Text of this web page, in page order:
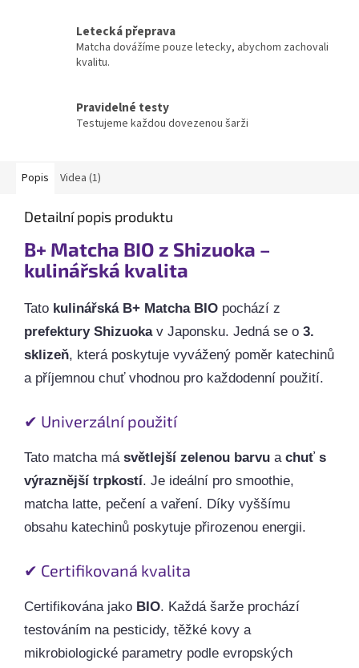
Letecká přeprava
Matcha dovážíme pouze letecky, abychom zachovali
kvalitu.
Pravidelné testy
Testujeme každou dovezenou šarži
Popis Videa (1)
Detailní popis produktu
B+ Matcha BIO z Shizuoka –
kulinářská kvalita
Tato kulinářská B+ Matcha BIO pochází z
prefektury Shizuokav Japonsku. Jedná se o 3.
sklizeň, která poskytuje vyvážený poměr katechinů
a příjemnou chuť vhodnou pro každodenní použití.
✔ Univerzální použití
Tato matcha má světlejší zelenou barvu a chuť s
výraznější trpkostí. Je ideální pro smoothie,
matcha latte, pečení a vaření. Díky vyššímu
obsahu katechinů poskytuje přirozenou energii.
✔ Certifikovaná kvalita
Certifikována jako BIO. Každá šarže prochází
testováním na pesticidy, těžké kovy a
mikrobiologické parametry podle evropských